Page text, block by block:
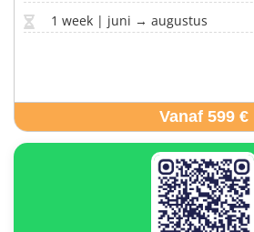
1 week | juni → augustus
Vanaf 599 €